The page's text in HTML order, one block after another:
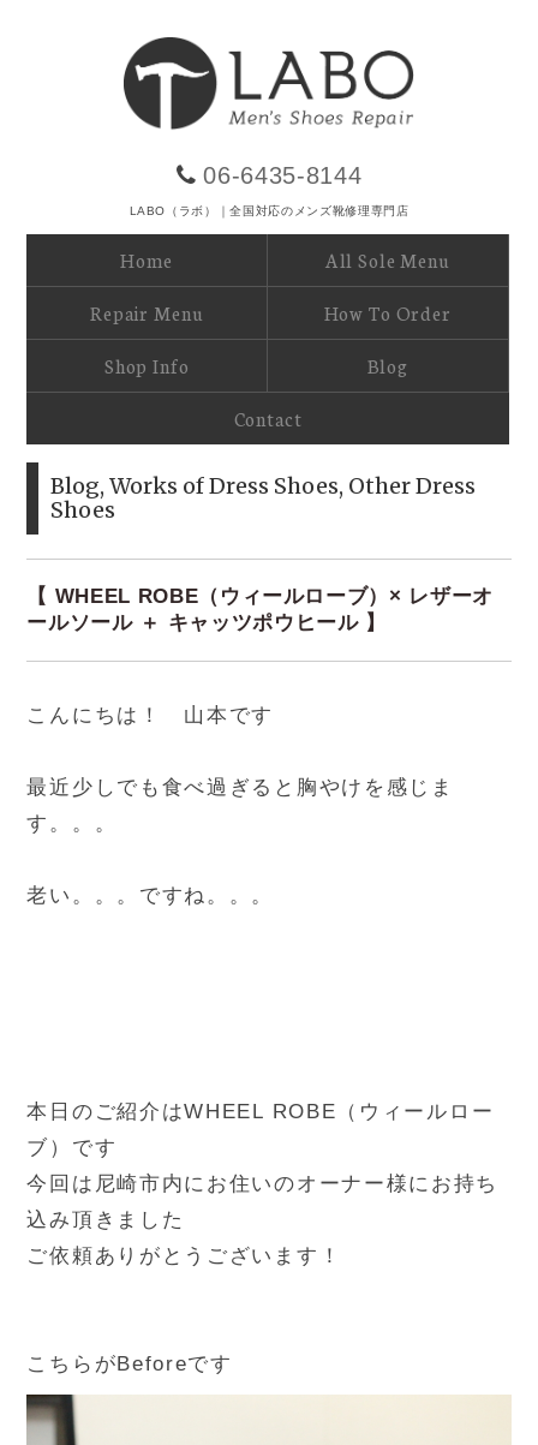
06-6435-8144
LABO（ラボ）｜全国対応のメンズ靴修理専門店
Home All Sole Menu
Repair Menu How To Order
Shop Info Blog
Contact
Blog,Works of Dress Shoes, Other Dress
Shoes
【 WHEEL ROBE（ウィールローブ）× レザーオ
ールソール ＋ キャッツポウヒール 】
こんにちは！ 山本です
最近少しでも食べ過ぎると胸やけを感じま
す。。。
老い。。。ですね。。。
本日のご紹介はWHEEL ROBE（ウィールロー
ブ）です
今回は尼崎市内にお住いのオーナー様にお持ち
込み頂きました
ご依頼ありがとうございます！
こちらがBeforeです